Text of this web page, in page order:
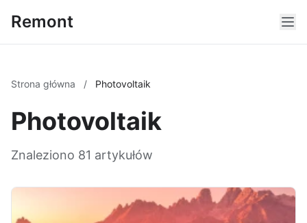
Remont
Strona główna / Photovoltaik
Photovoltaik
Znaleziono 81 artykułów